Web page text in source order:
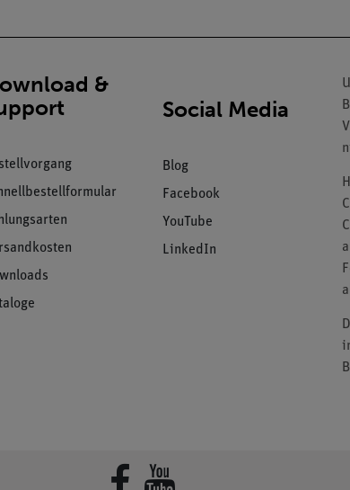
&
Social Media
Blog
Facebook
YouTube
LinkedIn